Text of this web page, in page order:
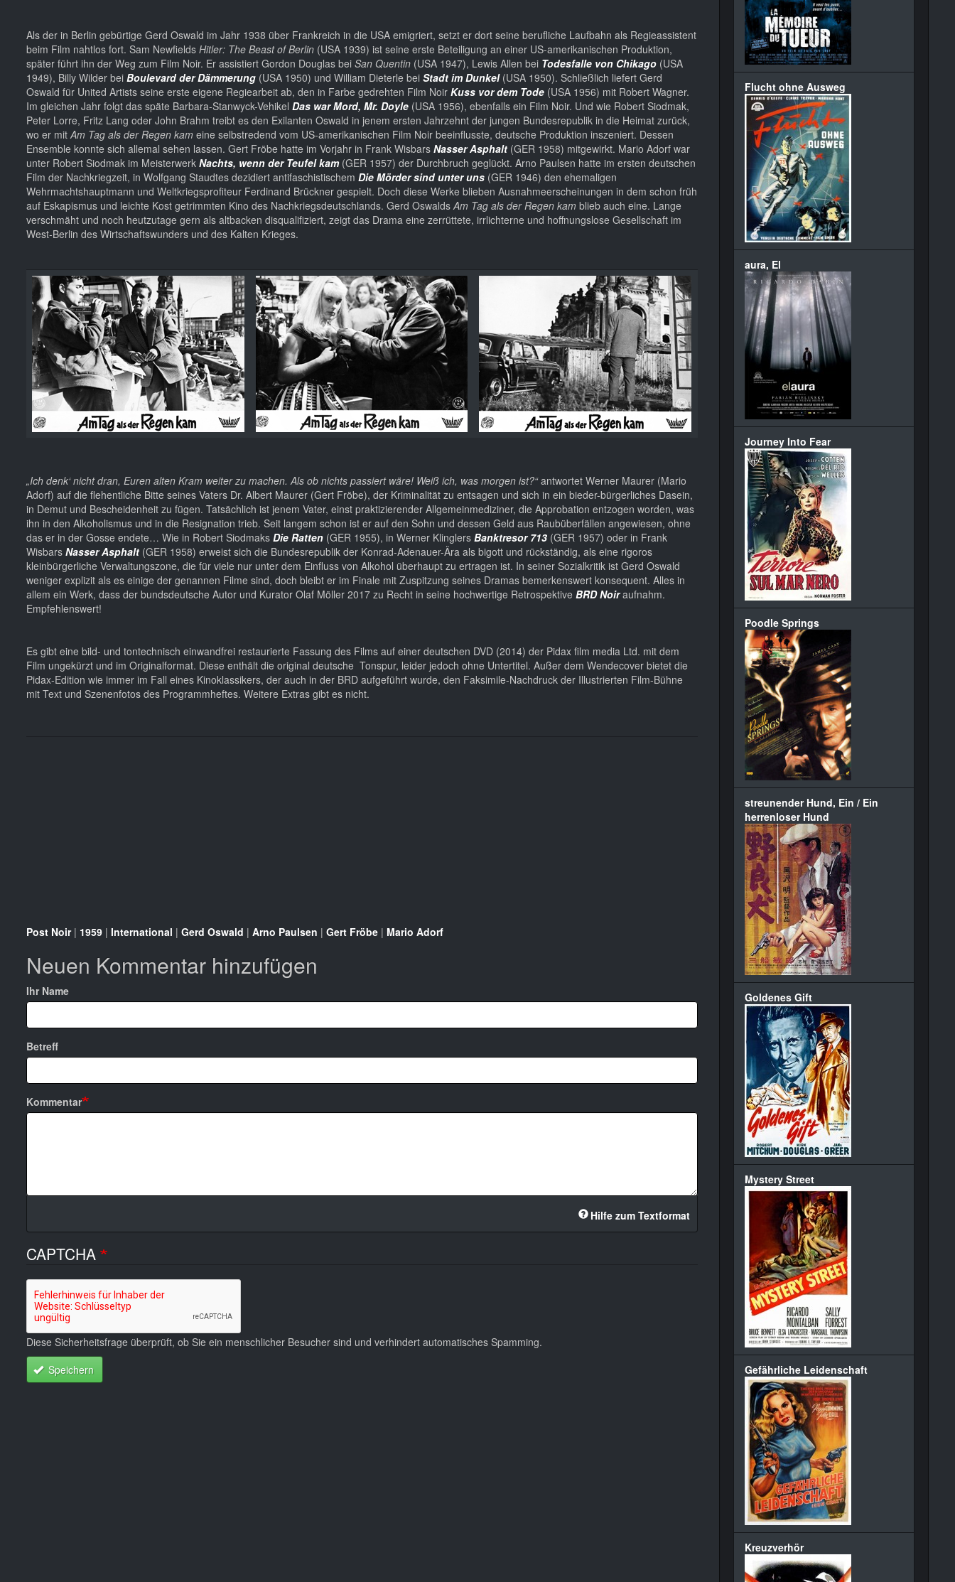
Als der in Berlin gebürtige Gerd Oswald im Jahr 1938 über Frankreich in die USA emigriert, setzt er dort seine berufliche Laufbahn als Regieassistent
beim Film nahtlos fort. Sam Newfields Hitler: The Beast of Berlin (USA 1939) ist seine erste Beteiligung an einer US-amerikanischen Produktion,
später führt ihn der Weg zum Film Noir. Er assistiert Gordon Douglas bei San Quentin (USA 1947), Lewis Allen bei Todesfalle von Chikago (USA
1949), Billy Wilder bei Boulevard der Dämmerung (USA 1950) und William Dieterle bei Stadt im Dunkel (USA 1950). Schließlich liefert Gerd
Oswald für United Artists seine erste eigene Regiearbeit ab, den in Farbe gedrehten Film Noir Kuss vor dem Tode (USA 1956) mit Robert Wagner.
Im gleichen Jahr folgt das späte Barbara-Stanwyck-Vehikel Das war Mord, Mr. Doyle (USA 1956), ebenfalls ein Film Noir. Und wie Robert Siodmak,
Peter Lorre, Fritz Lang oder John Brahm treibt es den Exilanten Oswald in jenem ersten Jahrzehnt der jungen Bundesrepublik in die Heimat zurück,
wo er mit Am Tag als der Regen kam eine selbstredend vom US-amerikanischen Film Noir beeinflusste, deutsche Produktion inszeniert. Dessen
Ensemble konnte sich allemal sehen lassen. Gert Fröbe hatte im Vorjahr in Frank Wisbars Nasser Asphalt (GER 1958) mitgewirkt. Mario Adorf war
unter Robert Siodmak im Meisterwerk Nachts, wenn der Teufel kam(GER 1957) der Durchbruch geglückt. Arno Paulsen hatte im ersten deutschen
Film der Nachkriegzeit, in Wolfgang Staudtes dezidiert antifaschistischem Die Mörder sind unter uns (GER 1946) den ehemaligen
Wehrmachtshauptmann und Weltkriegsprofiteur Ferdinand Brückner gespielt. Doch diese Werke blieben Ausnahmeerscheinungen in dem schon früh
auf Eskapismus und leichte Kost getrimmten Kino des Nachkriegsdeutschlands. Gerd Oswalds Am Tag als der Regen kam blieb auch eine. Lange
verschmäht und noch heutzutage gern als altbacken disqualifiziert, zeigt das Drama eine zerrüttete, irrlichterne und hoffnungslose Gesellschaft im
West-Berlin des Wirtschaftswunders und des Kalten Krieges.
„Ich denk‘ nicht dran, Euren alten Kram weiter zu machen. Als ob nichts passiert wäre! Weiß ich, was morgen ist?“antwortet Werner Maurer (Mario
Adorf) auf die flehentliche Bitte seines Vaters Dr. Albert Maurer (Gert Fröbe), der Kriminalität zu entsagen und sich in ein bieder-bürgerliches Dasein,
in Demut und Bescheidenheit zu fügen. Tatsächlich ist jenem Vater, einst praktizierender Allgemeinmediziner, die Approbation entzogen worden, was
ihn in den Alkoholismus und in die Resignation trieb. Seit langem schon ist er auf den Sohn und dessen Geld aus Raubüberfällen angewiesen, ohne
das er in der Gosse endete… Wie in Robert Siodmaks Die Ratten (GER 1955), in Werner Klinglers Banktresor 713 (GER 1957) oder in Frank
Wisbars Nasser Asphalt (GER 1958) erweist sich die Bundesrepublik der Konrad-Adenauer-Ära als bigott und rückständig, als eine rigoros
kleinbürgerliche Verwaltungszone, die für viele nur unter dem Einfluss von Alkohol überhaupt zu ertragen ist. In seiner Sozialkritik ist Gerd Oswald
weniger explizit als es einige der genannen Filme sind, doch bleibt er im Finale mit Zuspitzung seines Dramas bemerkenswert konsequent. Alles in
allem ein Werk, dass der bundsdeutsche Autor und Kurator Olaf Möller 2017 zu Recht in seine hochwertige Retrospektive BRD Noiraufnahm.
Empfehlenswert!
Es gibt eine bild- und tontechnisch einwandfrei restaurierte Fassung des Films auf einer deutschen DVD (2014) der Pidax film media Ltd. mit dem
Film ungekürzt und im Originalformat. Diese enthält die original deutsche Tonspur, leider jedoch ohne Untertitel. Außer dem Wendecover bietet die
Pidax-Edition wie immer im Fall eines Kinoklassikers, der auch in der BRD aufgeführt wurde, den Faksimile-Nachdruck der Illustrierten Film-Bühne
mit Text und Szenenfotos des Programmheftes. Weitere Extras gibt es nicht.
Post Noir| 1959 | International | Gerd Oswald | Arno Paulsen | Gert Fröbe | Mario Adorf
Neuen Kommentar hinzufügen
Ihr Name
Betreff
Kommentar
Hilfe zum Textformat
CAPTCHA
Diese Sicherheitsfrage überprüft, ob Sie ein menschlicher Besucher sind und verhindert automatisches Spamming.
Speichern
Flucht ohne Ausweg
aura, El
Journey Into Fear
Poodle Springs
streunender Hund, Ein / Ein
herrenloser Hund
Goldenes Gift
Mystery Street
Gefährliche Leidenschaft
Kreuzverhör